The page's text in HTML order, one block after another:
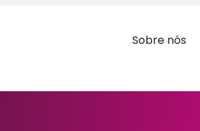
Sobre nós